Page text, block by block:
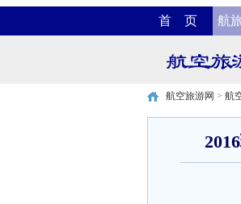
首 页 航
航空旅游网 > 航